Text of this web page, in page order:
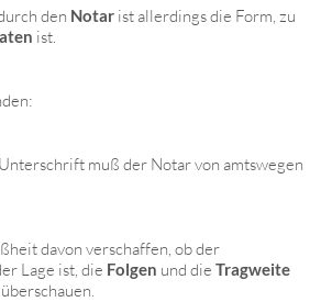
den Notar ist allerdings die Form, zu
ist.
muß der Notar von amtswegen
davon verschaffen, ob der
Lage ist, die Folgen und die Tragweite